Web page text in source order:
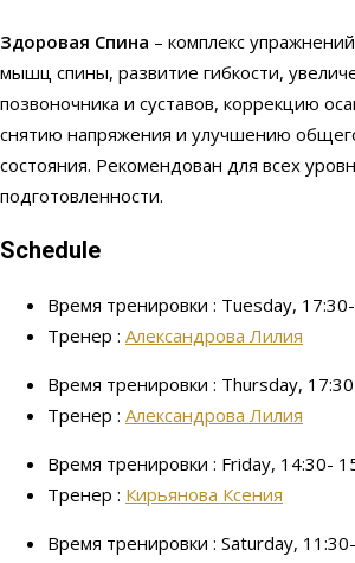
Здоровая Спина – комплекс
мышц спины, развитие гибкости,
позвоночника и суставов, коррекцию
снятию напряжения и улучшению
состояния. Рекомендован для всех
подготовленности.
Schedule
Время тренировки : Tuesday,
Тренер : Александрова Лилия
Время тренировки : Thursday,
Тренер : Александрова Лилия
Время тренировки : Friday, 14:30-
Тренер : Кирьянова Ксения
Время тренировки : Saturday,